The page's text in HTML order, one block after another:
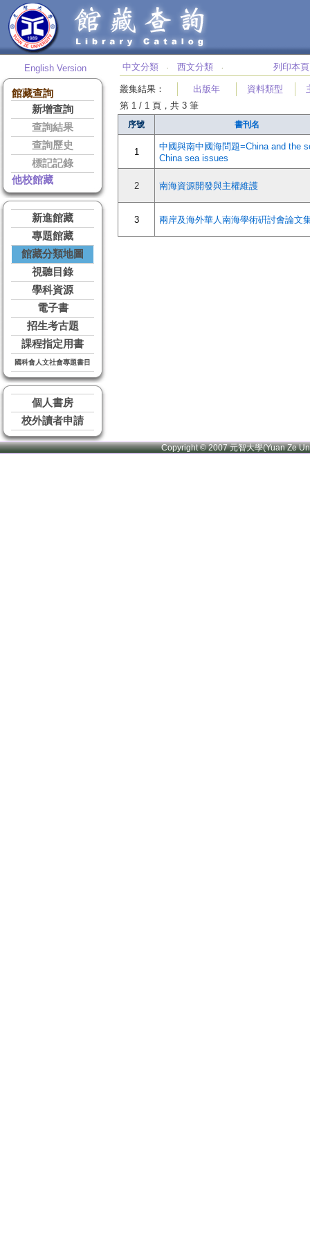
English Version
館藏查詢
新增查詢
查詢結果
查詢歷史
標記記錄
他校館藏
新進館藏
專題館藏
館藏分類地圖
視聽目錄
學科資源
電子書
招生考古題
課程指定用書
國科會人文社會專題書目
個人書房
校外讀者申請
中文分類 ‧ 西文分類 ‧ 列印本頁
叢集結果 ： 出版年 資料類型
第 1 / 1 頁，共 3 筆
序號 書刊名
1
中國與南中國海問題=China and the
China sea issues
2 南海資源開發與主權維護
3 兩岸及海外華人南海學術硏討會論文
Copyright © 2007 元智大學(Yuan Ze